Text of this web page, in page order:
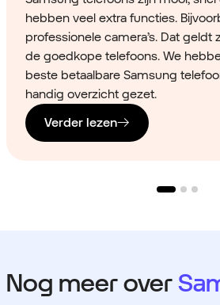
hebben veel extra functies.
professionele camera’s. Dat geldt
de goedkope telefoons. We
beste betaalbare Samsung
handig overzicht gezet.
Verder lezen
Nog meer over